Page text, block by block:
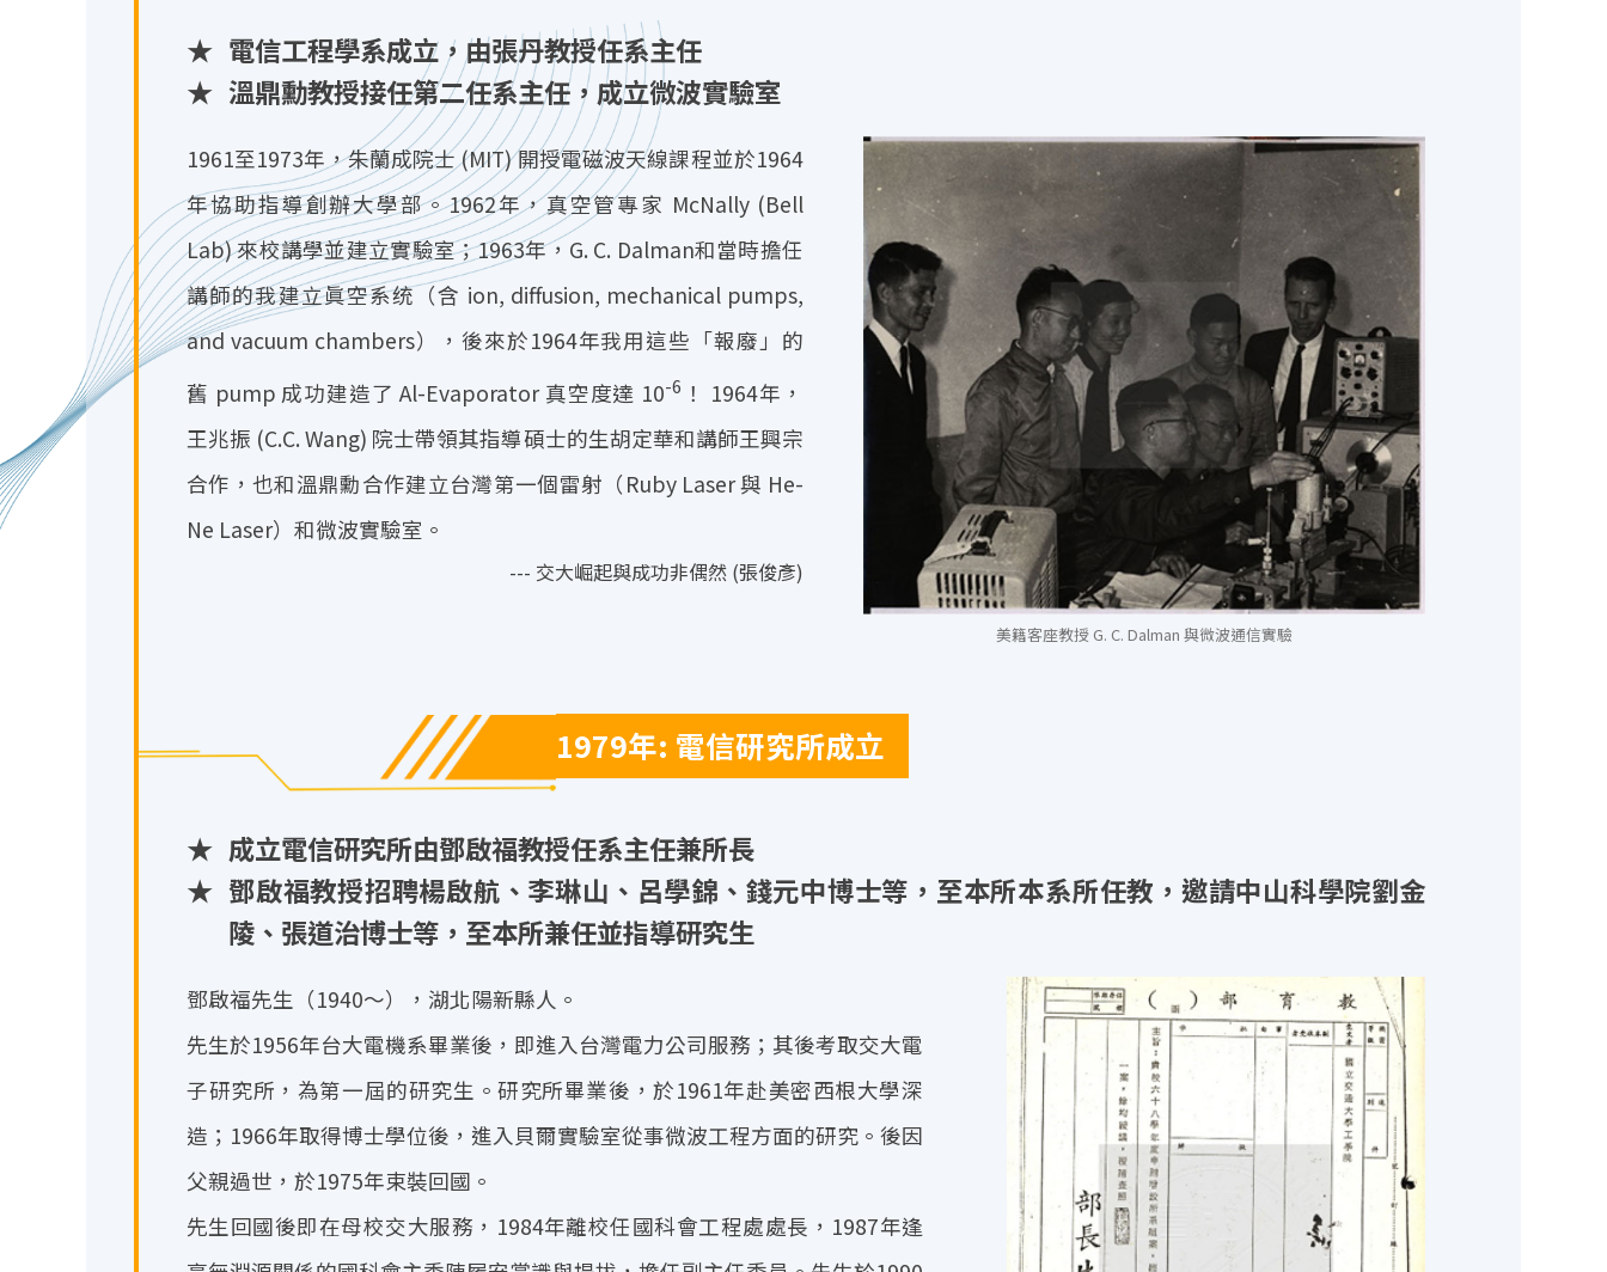
★ 電信工程學系成立，由張丹教授任系主任
★ 溫鼎勳教授接任第二任系主任，成立微波實驗室
1961至1973年，朱蘭成院士 (MIT) 開授電磁波天線課程並於1964
年協助指導創辦大學部。1962年，真空管專家 McNally (Bell
Lab) 來校講學並建立實驗室；1963年，G. C. Dalman和當時擔任
講師的我建立眞空系统（含 ion, diffusion, mechanical pumps,
and vacuum chambers），後來於1964年我用這些「報廢」的
舊 pump 成功建造了 Al-Evaporator 真空度達 10-6 ！ 1964年，
王兆振 (C.C. Wang) 院士帶領其指導碩士的生胡定華和講師王興宗
合作，也和溫鼎勳合作建立台灣第一個雷射（Ruby Laser 與 He-
Ne Laser）和微波實驗室。
--- 交大崛起與成功非偶然 (張俊彥)
美籍客座教授 G. C. Dalman 與微波通信實驗
1979年: 電信研究所成立
★ 成立電信研究所由鄧啟福教授任系主任兼所長
★ 鄧啟福教授招聘楊啟航、李琳山、呂學錦、錢元中博士等，至本所本系所任教，邀請中山科學院劉金
陵、張道治博士等，至本所兼任並指導研究生
鄧啟福先生（1940～），湖北陽新縣人。
先生於1956年台大電機系畢業後，即進入台灣電力公司服務；其後考取交大電
子研究所，為第一屆的研究生。研究所畢業後，於1961年赴美密西根大學深
造；1966年取得博士學位後，進入貝爾實驗室從事微波工程方面的研究。後因
父親過世，於1975年束裝回國。
先生回國後即在母校交大服務，1984年離校任國科會工程處處長，1987年逢